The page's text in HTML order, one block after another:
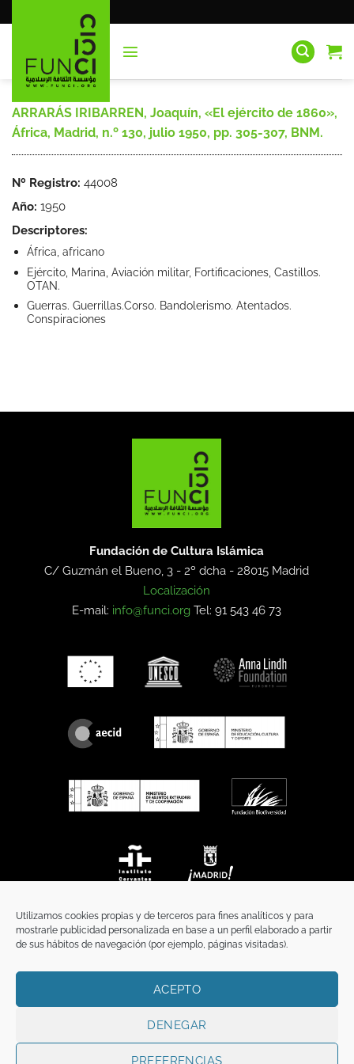
Utilizamos cookies propias y de terceros para fines analíticos y para
mostrarle publicidad personalizada en base a un perfil elaborado a partir
de sus hábitos de navegación (por ejemplo, páginas visitadas).
ACEPTO
DENEGAR
PREFERENCIAS
al
ARRARÁS IRIBARREN, Joaquín, «El ejército de 1860»,
África, Madrid, n.º 130, julio 1950, pp. 305-307, BNM.
Nº Registro: 44008
Año: 1950
Descriptores:
África, africano
Ejército, Marina, Aviación militar, Fortificaciones, Castillos.
OTAN.
Guerras. Guerrillas.Corso. Bandolerismo. Atentados.
Conspiraciones
Fundación de Cultura Islámica
C/ Guzmán el Bueno, 3 - 2º dcha -28015 Madrid
Localización
E-mail: info@funci.org Tel: 91 543 46 73
TÉRMINOS Y CONDICIONES
Copyright 2026 ©FunciFUNCI es titular de los derechos de propiedad
intelectual e industrial de este sitio web, y es también titular o tiene la